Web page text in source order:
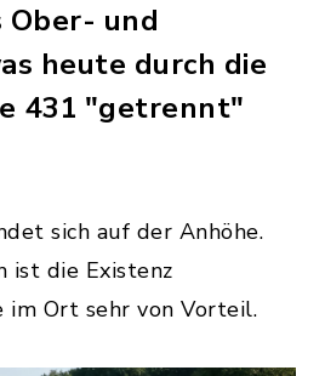
und
heute durch die
431 "getrennt"
sich auf der Anhöhe.
ist die Existenz
im Ort sehr von Vorteil.